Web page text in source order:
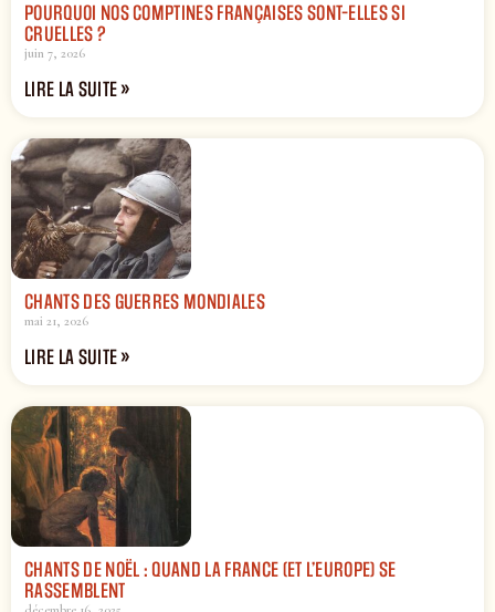
POURQUOI NOS COMPTINES FRANÇAISES SONT-ELLES SI
CRUELLES ?
juin 7, 2026
LIRE LA SUITE »
CHANTS DES GUERRES MONDIALES
mai 21, 2026
LIRE LA SUITE »
CHANTS DE NOËL : QUAND LA FRANCE (ET L’EUROPE) SE
RASSEMBLENT